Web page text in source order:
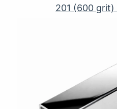
201 (600 grit)